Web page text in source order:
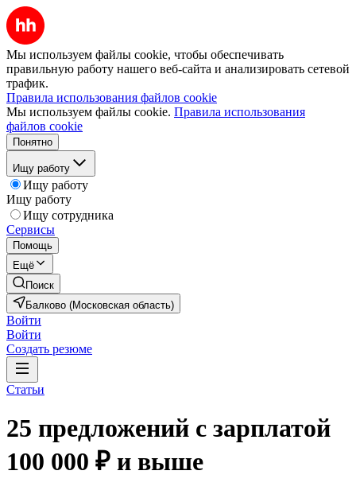
Мы используем файлы cookie, чтобы обеспечивать
правильную работу нашего веб-сайта и анализировать сетевой
трафик.
Правила использования файлов cookie
Мы используем файлы cookie. Правила использования
файлов cookie
Понятно
Ищу работу
Ищу работу
Ищу работу
Ищу сотрудника
Сервисы
Помощь
Ещё
Поиск
Балково (Московская область)
Войти
Войти
Создать резюме
Статьи
25 предложений с зарплатой
100 000 ₽ и выше